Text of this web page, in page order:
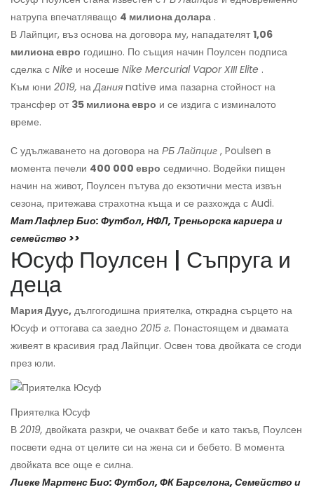
натрупа впечатляващо 4 милиона долара .
В Лайпциг, въз основа на договора му, нападателят1,06
милиона евро годишно. По същия начин Поулсен подписа
сделка с Nike и носеше Nike Mercurial Vapor XIII Elite .
Към юни 2019, наДания native има пазарна стойност на
трансфер от 35 милиона евро и се издига с изминалото
време.
С удължаването на договора на РБ Лайпциг , Poulsen в
момента печели 400 000 евро седмично. Водейки пищен
начин на живот, Поулсен пътува до екзотични места извън
сезона, притежава страхотна къща и се разхожда с Audi.
Мат Лафлер Био: Футбол, НФЛ, Треньорска кариера и
семейство >>
Юсуф Поулсен | Съпруга и
деца
Мария Дуус, дългогодишна приятелка, открадна сърцето на
Юсуф и оттогава са заедно 2015 г. Понастоящем и двамата
живеят в красивия град Лайпциг. Освен това двойката се сгоди
през юли.
Приятелка Юсуф
В 2019, двойката разкри, че очакват бебе и като такъв, Поулсен
посвети една от целите си на жена си и бебето. В момента
двойката все още е силна.
Лиеке Мартенс Био: Футбол, ФК Барселона, Семейство и